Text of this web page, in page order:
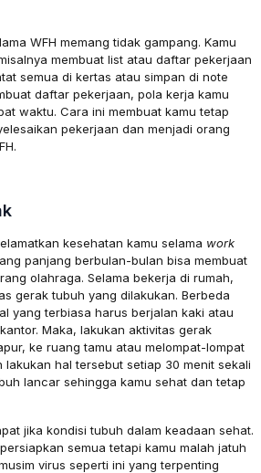
WFH memang tidak gampang. Kamu
membuat list atau daftar pekerjaan
semua di kertas atau simpan di note
daftar pekerjaan, pola kerja kamu
waktu. Cara ini membuat kamu tetap
pekerjaan dan menjadi orang
kesehatan kamu selama work
panjang berbulan-bulan bisa membuat
olahraga. Selama bekerja di rumah,
gerak tubuh yang dilakukan. Berbeda
yang terbiasa harus berjalan kaki atau
Maka, lakukan aktivitas gerak
ke ruang tamu atau melompat-lompat
lakukan hal tersebut setiap 30 menit sekali
lancar sehingga kamu sehat dan tetap
jika kondisi tubuh dalam keadaan sehat.
semua tetapi kamu malah jatuh
virus seperti ini yang terpenting